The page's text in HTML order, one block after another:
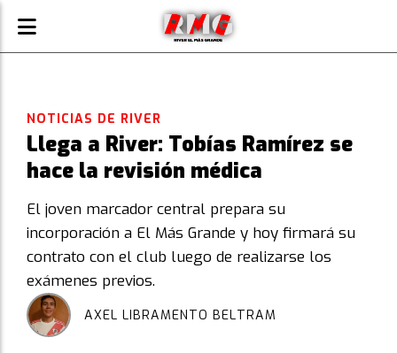
Llega a River: Tobías Ramírez se
hace la revisión médica
El joven marcador central prepara su
incorporación a El Más Grande y hoy firmará su
contrato con el club luego de realizarse los
exámenes previos.
NOTICIAS DE RIVER
AXEL LIBRAMENTO BELTRAM